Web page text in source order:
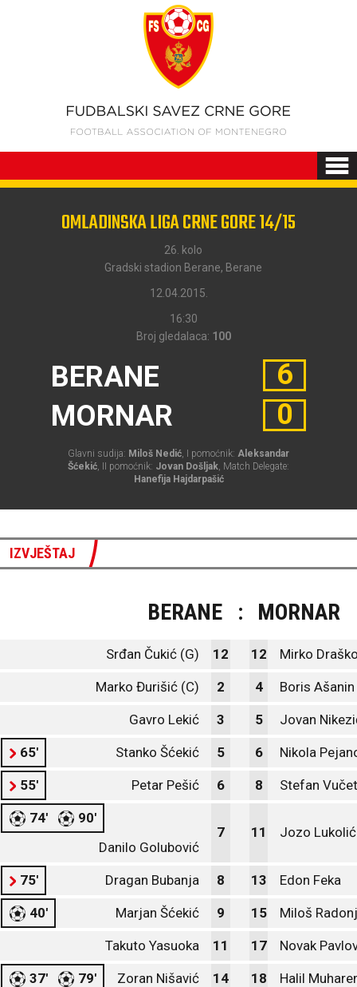
OMLADINSKA LIGA CRNE GORE 14/15
26. kolo
Gradski stadion Berane, Berane
12.04.2015.
16:30
Broj gledalaca: 100
BERANE
MORNAR
6
0
Glavni sudija: Miloš Nedić, I pomoćnik: Aleksandar
Šćekić, II pomoćnik: Jovan Došljak, Match Delegate:
Hanefija Hajdarpašić
IZVJEŠTAJ
BERANE : MORNAR
Srđan Čukić (G) 12 12 Mirko
Marko Đurišić (C) 2 4 Boris Ašanin
Gavro Lekić 3 5 Jovan
65' Stanko Šćekić 5 6 Nikola
55' Petar Pešić 6 8 Stefan
74'
90'
Danilo Golubović
7 11 Jozo Lukolić
75' Dragan Bubanja 8 13 Edon Feka
40' Marjan Šćekić 9 15 Miloš
Takuto Yasuoka 11 17 Novak
37' 79' Zoran Nišavić 14 18 Halil